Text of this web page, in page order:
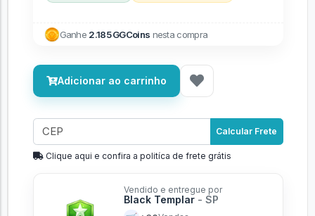
Ganhe 2.185 GGCoins nesta compra
Adicionar ao carrinho
Calcular Frete
Clique aqui e confira a politíca de frete grátis
Vendido e entregue por
Black Templar - SP